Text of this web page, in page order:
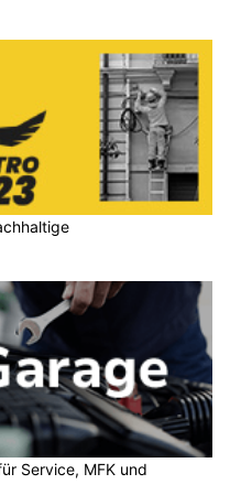
Service, MFK und